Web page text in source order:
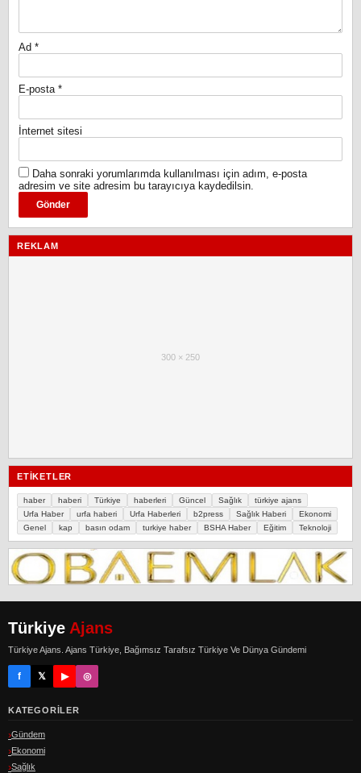
Ad *
E-posta *
İnternet sitesi
Daha sonraki yorumlarımda kullanılması için adım, e-posta
adresim ve site adresim bu tarayıcıya kaydedilsin.
REKLAM
300 × 250
ETIKETLER
haber haberi Türkiye haberleri Güncel Sağlık
türkiye ajans
Urfa Haber
urfa haberi Urfa Haberleri b2press Sağlık Haberi
Ekonomi
Genel
kap basın odam turkiye haber BSHA Haber Eğitim Teknoloji
Türkiye Ajans
Türkiye Ajans. Ajans Türkiye, Bağımsız Tarafsız Türkiye Ve Dünya Gündemi
f 𝕏 ▶ ◎
KATEGORILER
Gündem
Ekonomi
Sağlık